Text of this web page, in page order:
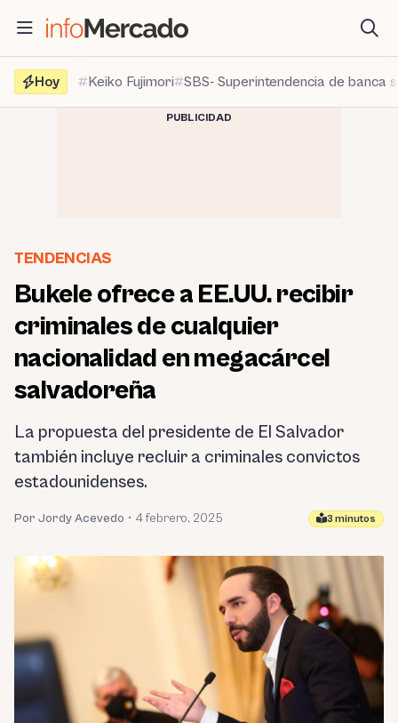
contenido
Hoy
Keiko Fujimori SBS- Superintendencia de banca
PUBLICIDAD
TENDENCIAS
Bukele ofrece a EE.UU. recibir
criminales de cualquier
nacionalidad en megacárcel
salvadoreña
La propuesta del presidente de El Salvador
también incluye recluir a criminales convictos
estadounidenses.
Por Jordy Acevedo • 4 febrero, 2025 3 minutos